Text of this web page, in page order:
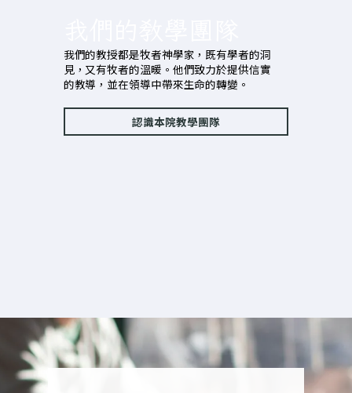
我們的教授都是牧者神學家，既有學者的洞
見，又有牧者的溫暖。他們致力於提供信實
的教導，並在領導中帶來生命的轉變。
認識本院教學團隊